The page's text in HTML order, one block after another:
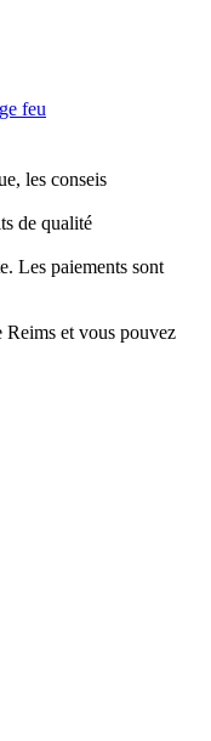
feu
les conseis
de qualité
Les paiements sont
Reims et vous pouvez